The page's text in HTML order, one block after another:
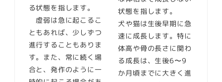
る状態を指します。
虚弱は急に起こるこ
ともあれば、少しずつ
進行することもありま
す。また、常に続く場
合と、発作のように一
状態を指します。
犬や猫は生後早期に急
速に成長します。特に
体高や骨の長さに関わ
る成長は、生後6〜9
か月頃までに大きく進